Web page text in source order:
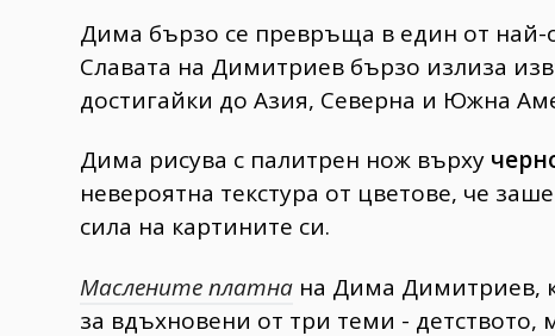
Дима бързо се превръща в един от най-
Славата на Димитриев бързо излиза
достигайки до Азия, Северна и Южна
Дима рисува с палитрен нож върху
невероятна текстура от цветове, че
сила на картините си.
Маслените платна на Дима Димитриев,
за вдъхновени от три теми - детството,